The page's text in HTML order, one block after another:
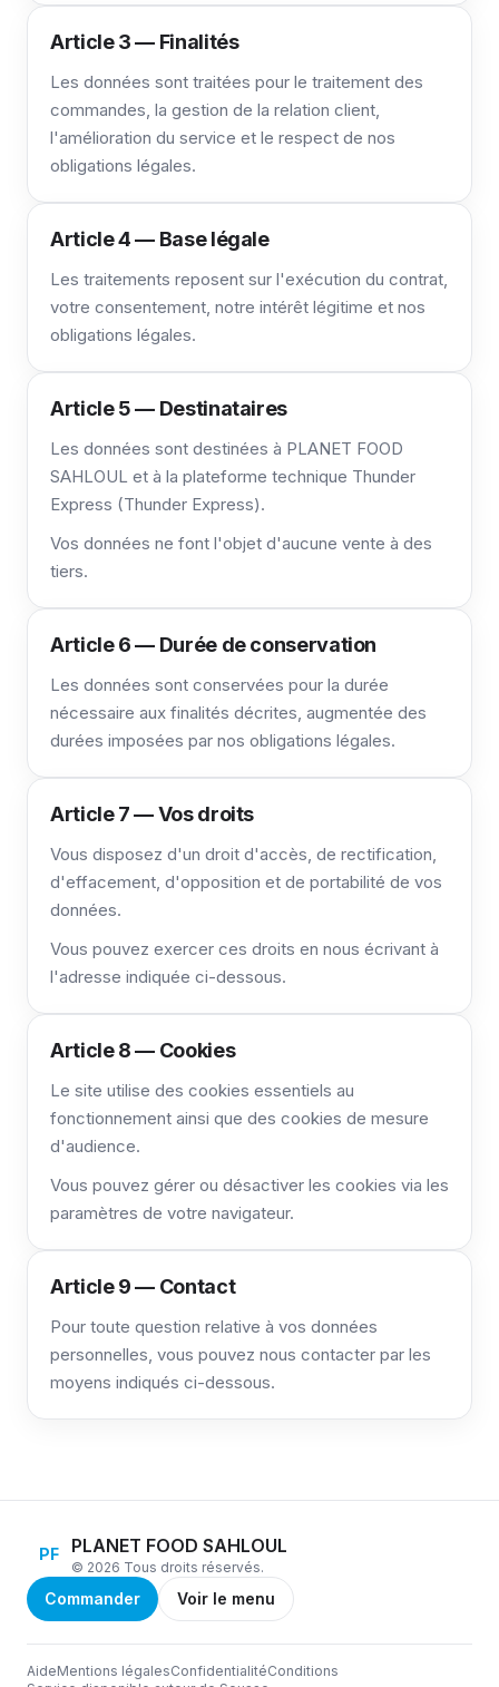
Article 3 — Finalités
Les données sont traitées pour le traitement des
commandes, la gestion de la relation client,
l'amélioration du service et le respect de nos
obligations légales.
Article 4 — Base légale
Les traitements reposent sur l'exécution du contrat,
votre consentement, notre intérêt légitime et nos
obligations légales.
Article 5 — Destinataires
Les données sont destinées à PLANET FOOD
SAHLOUL et à la plateforme technique Thunder
Express (Thunder Express).
Vos données ne font l'objet d'aucune vente à des
tiers.
Article 6 — Durée de conservation
Les données sont conservées pour la durée
nécessaire aux finalités décrites, augmentée des
durées imposées par nos obligations légales.
Article 7 — Vos droits
Vous disposez d'un droit d'accès, de rectification,
d'effacement, d'opposition et de portabilité de vos
données.
Vous pouvez exercer ces droits en nous écrivant à
l'adresse indiquée ci-dessous.
Article 8 — Cookies
Le site utilise des cookies essentiels au
fonctionnement ainsi que des cookies de mesure
d'audience.
Vous pouvez gérer ou désactiver les cookies via les
paramètres de votre navigateur.
Article 9 — Contact
Pour toute question relative à vos données
personnelles, vous pouvez nous contacter par les
moyens indiqués ci-dessous.
PF PLANET FOOD SAHLOUL
© 2026 Tous droits réservés.
Commander Voir le menu
AideMentions légalesConfidentialitéConditions